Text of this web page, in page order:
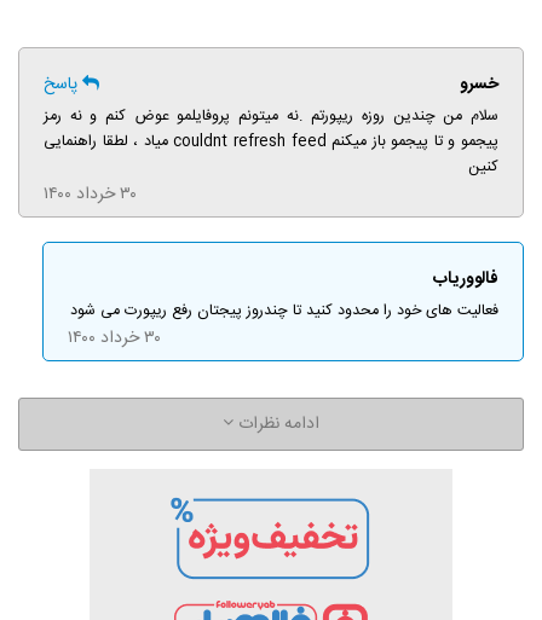
خسرو پاسخ
سلام من چندین روزه ریپورتم .نه میتونم پروفایلمو عوض کنم و نه رمز
پیجمو و تا پیجمو باز میکنم couldnt refresh feed میاد ، لطقا راهنمایی
کنین
۳۰ خرداد ۱۴۰۰
فالووریاب
فعالیت های خود را محدود کنید تا چندروز پیجتان رفع ریپورت می شود
۳۰ خرداد ۱۴۰۰
ادامه نظرات